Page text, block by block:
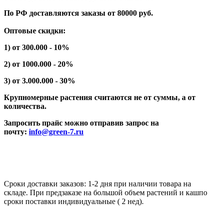
По РФ доставляются заказы от 80000 руб.
Оптовые скидки:
1) от 300.000 - 10%
2) от 1000.000 - 20%
3) от 3.000.000 - 30%
Крупномерные растения считаются не от суммы, а от
количества.
Запросить прайс можно отправив запрос на
почту: info@green-7.ru
Сроки доставки заказов: 1-2 дня при наличии товара на
складе. При предзаказе на большой объем растений и кашпо
сроки поставки индивидуальные ( 2 нед).